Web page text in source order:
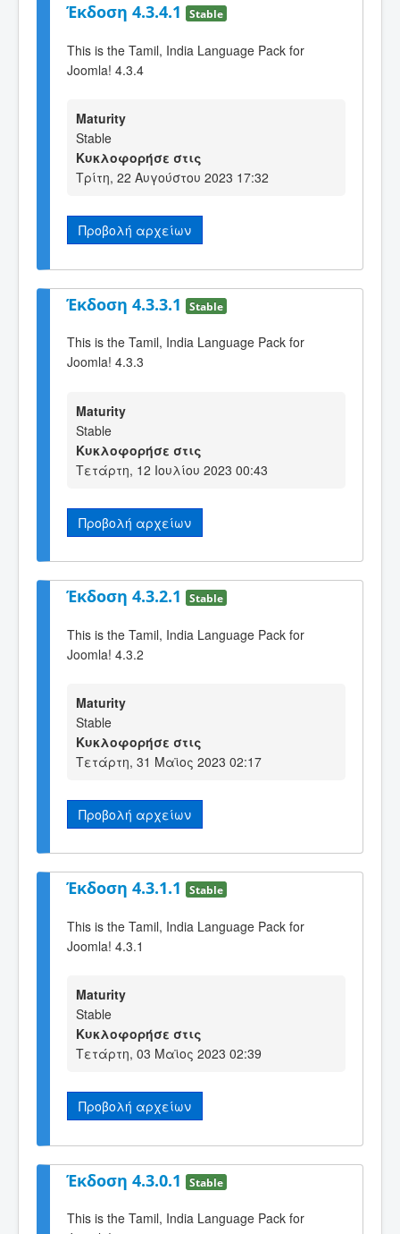
Έκδοση 4.3.4.1 Stable
This is the Tamil, India Language Pack for
Joomla! 4.3.4
Maturity
Stable
Κυκλοφορήσε στις
Τρίτη, 22 Αυγούστου 2023 17:32
Προβολή αρχείων
Έκδοση 4.3.3.1 Stable
This is the Tamil, India Language Pack for
Joomla! 4.3.3
Maturity
Stable
Κυκλοφορήσε στις
Τετάρτη, 12 Ιουλίου 2023 00:43
Προβολή αρχείων
Έκδοση 4.3.2.1 Stable
This is the Tamil, India Language Pack for
Joomla! 4.3.2
Maturity
Stable
Κυκλοφορήσε στις
Τετάρτη, 31 Μαϊος 2023 02:17
Προβολή αρχείων
Έκδοση 4.3.1.1 Stable
This is the Tamil, India Language Pack for
Joomla! 4.3.1
Maturity
Stable
Κυκλοφορήσε στις
Τετάρτη, 03 Μαϊος 2023 02:39
Προβολή αρχείων
Έκδοση 4.3.0.1 Stable
This is the Tamil, India Language Pack for